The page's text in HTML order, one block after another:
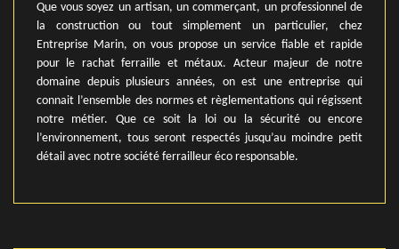
Que vous soyez un artisan, un commerçant, un professionnel de
la construction ou tout simplement un particulier, chez
Entreprise Marin, on vous propose un service fiable et rapide
pour le rachat ferraille et métaux. Acteur majeur de notre
domaine depuis plusieurs années, on est une entreprise qui
connait l’ensemble des normes et règlementations qui régissent
notre métier. Que ce soit la loi ou la sécurité ou encore
l’environnement, tous seront respectés jusqu’au moindre petit
détail avec notre société ferrailleur éco responsable.